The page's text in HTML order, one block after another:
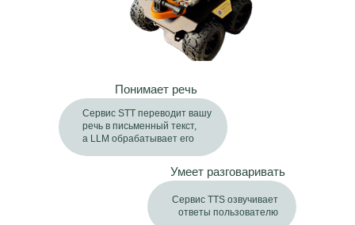
Умеет разговаривать
Понимает речь
Сервис STT переводит вашу
речь в письменный текст,
а LLM обрабатывает его
Сервис TTS озвучивает
ответы пользователю